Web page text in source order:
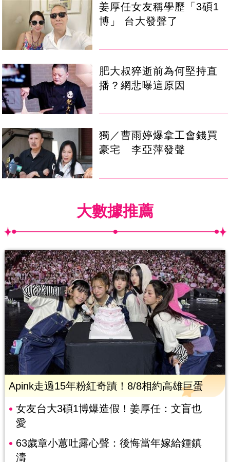
姜厚任女友稱學歷「3碩1
博」 台大發聲了
肥大叔猝逝前為何堅持直
播？網悲曝這原因
獨／曹雨婷爆拿工會錢買
豪宅 李亞萍發聲
大數據推薦
Apink走過15年粉紅奇蹟！8/8相約高雄巨蛋
女友台大3碩1博爆造假！姜厚任：文盲也
愛
63歲章小蕙吐露心聲：後悔當年嫁給鍾鎮
濤